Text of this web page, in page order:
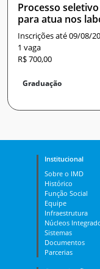
Processo
para atua nos
Inscrições até 09/08/
1 vaga
R$ 700,00
Graduação
Institucional
Sobre o IMD
Histórico
Função Social
Equipe
Infraestrutura
Núcleos
Sistemas
Documentos
Parcerias